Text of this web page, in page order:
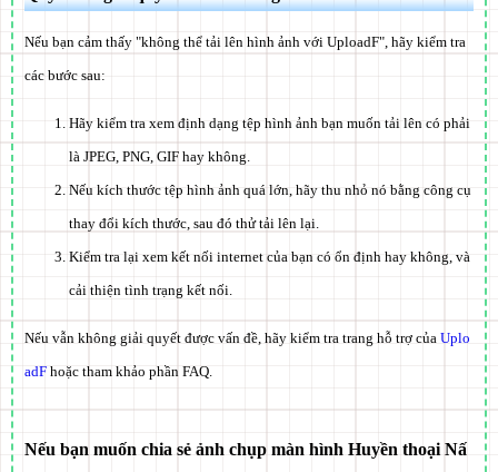
Nếu bạn cảm thấy "không thể tải lên hình ảnh với UploadF", hãy kiểm tra
các bước sau:
Hãy kiểm tra xem định dạng tệp hình ảnh bạn muốn tải lên có phải
là JPEG, PNG, GIF hay không.
Nếu kích thước tệp hình ảnh quá lớn, hãy thu nhỏ nó bằng công cụ
thay đổi kích thước, sau đó thử tải lên lại.
Kiểm tra lại xem kết nối internet của bạn có ổn định hay không, và
cải thiện tình trạng kết nối.
Nếu vẫn không giải quyết được vấn đề, hãy kiểm tra trang hỗ trợ của Uplo
adF hoặc tham khảo phần FAQ.
Nếu bạn muốn chia sẻ ảnh chụp màn hình Huyền thoại Nấ